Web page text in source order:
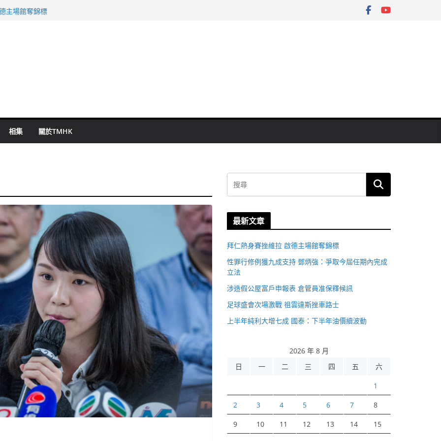
泰：下半年油價續波動
主場館奪錦標
相集 關於TMHK
最新文章
拜仁熱身賽挫維拉 啟德主場館奪錦標
性罪行修例獲九成支持 鄧炳強：爭取今屆任期內完成
立法
涉造假公屋富戶申報表 倉管員准保釋候訊
足球盛會次場激戰 祖雲達斯挫車路士
上半年純利大增七成 國泰：下半年油價續波動
2026 年 8 月
日
一 二 三 四 五 六
1
2 3 4 5 6 7 8
9 10 11 12 13 14 15